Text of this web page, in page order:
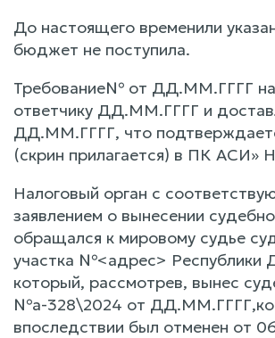
До настоящего временили
бюджет не поступила.
Требование№ от ДД.ММ.ГГГГ
ответчику ДД.ММ.ГГГГ и
ДД.ММ.ГГГГ, что
(скрин прилагается) в ПК АСИ»
Налоговый орган с
заявлением о вынесении
обращался к мировому судье
участка №<адрес> Республики
который, рассмотрев, вынес
№а-328\2024 от
впоследствии был отменен от